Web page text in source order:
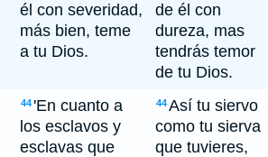
él con severidad,
más bien, teme
a tu Dios.
de él con
dureza, mas
tendrás temor
de tu Dios.
44 'En cuanto a
los esclavos y
esclavas que
44Así tu siervo
como tu sierva
que tuvieres,